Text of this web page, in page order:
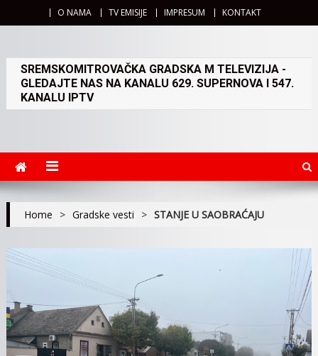
O NAMA TV EMISIJE IMPRESUM KONTAKT
SREMSKOMITROVAČKA GRADSKA M TELEVIZIJA -
GLEDAJTE NAS NA KANALU 629. SUPERNOVA I 547.
KANALU IPTV
Home > Gradske vesti > STANJE U SAOBRAĆAJU